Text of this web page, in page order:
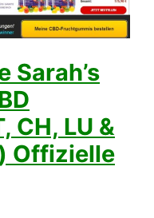
Sarah’s
CH, LU &
Offizielle